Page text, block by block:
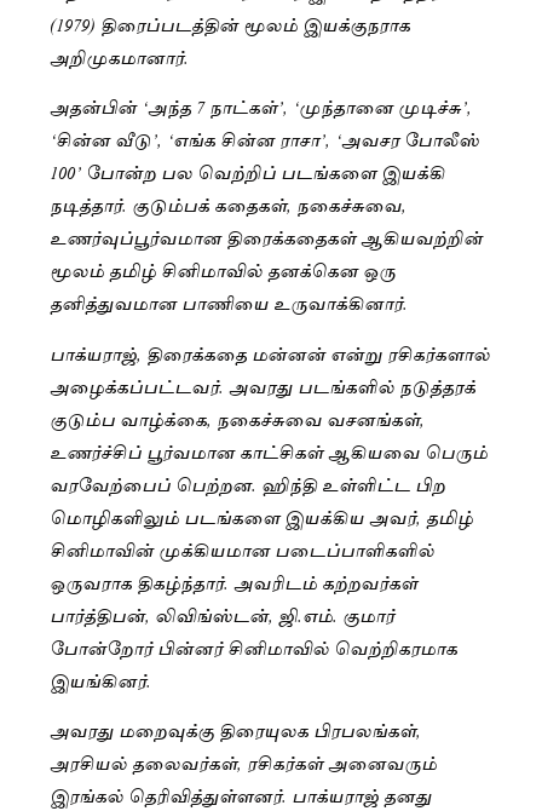
(1979) திரைப்படத்தின் மூலம் இயக்குநராக
அறிமுகமானார்.
அதன்பின் ‘அந்த 7 நாட்கள்’, ‘முந்தானை முடிச்சு’,
‘சின்ன வீடு’, ‘எங்க சின்ன ராசா’, ‘அவசர போலீஸ்
100’ போன்ற பல வெற்றிப் படங்களை இயக்கி
நடித்தார். குடும்பக் கதைகள், நகைச்சுவை,
உணர்வுப்பூர்வமான திரைக்கதைகள் ஆகியவற்றின்
மூலம் தமிழ் சினிமாவில் தனக்கென ஒரு
தனித்துவமான பாணியை உருவாக்கினார்.
பாக்யராஜ், திரைக்கதை மன்னன் என்று ரசிகர்களால்
அழைக்கப்பட்டவர். அவரது படங்களில் நடுத்தரக்
குடும்ப வாழ்க்கை, நகைச்சுவை வசனங்கள்,
உணர்ச்சிப் பூர்வமான காட்சிகள் ஆகியவை பெரும்
வரவேற்பைப் பெற்றன. ஹிந்தி உள்ளிட்ட பிற
மொழிகளிலும் படங்களை இயக்கிய அவர், தமிழ்
சினிமாவின் முக்கியமான படைப்பாளிகளில்
ஒருவராக திகழ்ந்தார். அவரிடம் கற்றவர்கள்
பார்த்திபன், லிவிங்ஸ்டன், ஜி.எம். குமார்
போன்றோர் பின்னர் சினிமாவில் வெற்றிகரமாக
இயங்கினர்.
அவரது மறைவுக்கு திரையுலக பிரபலங்கள்,
அரசியல் தலைவர்கள், ரசிகர்கள் அனைவரும்
இரங்கல் தெரிவித்துள்ளனர். பாக்யராஜ் தனது